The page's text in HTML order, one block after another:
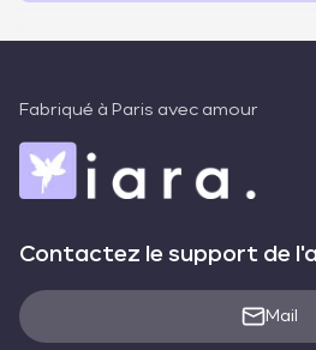
Fabriqué à Paris avec amour
Contactez le support de
Mail